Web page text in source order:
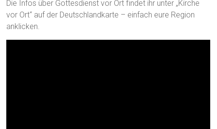
Die Infos über Gottesdienst vor Ort findet ihr unter „Kirche
vor Ort“ auf der Deutschlandkarte – einfach eure Region
anklicken.